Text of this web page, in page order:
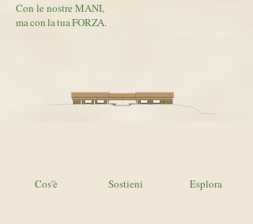
Con le nostre MANI,
ma con la tua FORZA.
Cos'è Sostieni Esplora